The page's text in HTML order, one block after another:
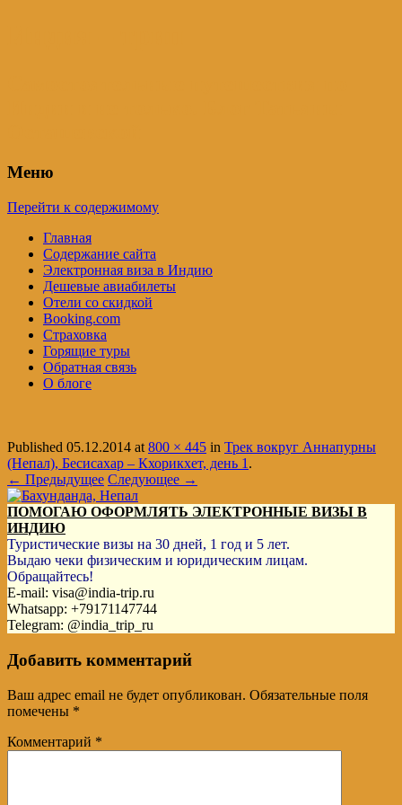
Меню
Перейти к содержимому
Главная
Содержание сайта
Электронная виза в Индию
Дешевые авиабилеты
Отели со скидкой
Booking.com
Страховка
Горящие туры
Обратная связь
О блоге
Published 05.12.2014 at800 × 445 in Трек вокруг Аннапурны
(Непал), Бесисахар – Кхорикхет, день 1.
← Предыдущее Следующее →
ПОМОГАЮ ОФОРМЛЯТЬ ЭЛЕКТРОННЫЕ ВИЗЫ В
ИНДИЮ
Туристические визы на 30 дней, 1 год и 5 лет.
Выдаю чеки физическим и юридическим лицам.
Обращайтесь!
E-mail: visa@india-trip.ru
Whatsapp: +79171147744
Telegram: @india_trip_ru
Добавить комментарий
Ваш адрес email не будет опубликован. Обязательные поля
помечены *
Комментарий *